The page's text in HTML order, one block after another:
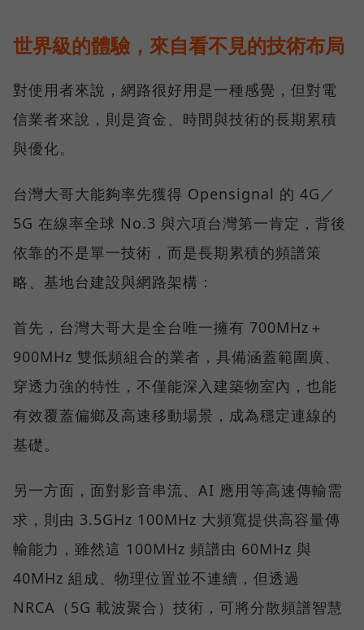
世界級的體驗，來自看不見的技術布局
對使用者來說，網路很好用是一種感覺，但對電
信業者來說，則是資金、時間與技術的長期累積
與優化。
台灣大哥大能夠率先獲得 Opensignal 的 4G／
5G 在線率全球 No.3 與六項台灣第一肯定，背後
依靠的不是單一技術，而是長期累積的頻譜策
略、基地台建設與網路架構：
首先，台灣大哥大是全台唯一擁有 700MHz＋
900MHz 雙低頻組合的業者，具備涵蓋範圍廣、
穿透力強的特性，不僅能深入建築物室內，也能
有效覆蓋偏鄉及高速移動場景，成為穩定連線的
基礎。
另一方面，面對影音串流、AI 應用等高速傳輸需
求，則由 3.5GHz 100MHz 大頻寬提供高容量傳
輸能力，雖然這 100MHz 頻譜由 60MHz 與
40MHz 組成、物理位置並不連續，但透過
NRCA（5G 載波聚合）技術，可將分散頻譜智慧